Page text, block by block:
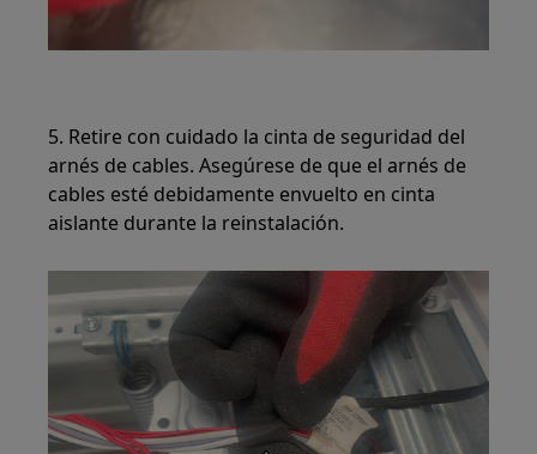
5. Retire con cuidado la cinta de seguridad del
arnés de cables. Asegúrese de que el arnés de
cables esté debidamente envuelto en cinta
aislante durante la reinstalación.